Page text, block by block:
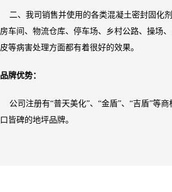
二、我司销售并使用的各类混凝土密封固化
房车间、物流仓库、停车场、 乡村公路、操场
皮等病害处理方面都有着很好的效果。
品牌优势：
公司注册有“普天美化”、“金盾”、“吉盾”等
口皆碑的地坪品牌。